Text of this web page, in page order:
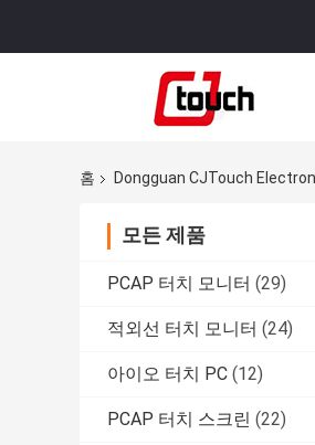
홈 Dongguan CJTouch
모든 제품
PCAP 터치 모니터 (29)
적외선 터치 모니터 (24)
아이오 터치 PC (12)
PCAP 터치 스크린 (22)